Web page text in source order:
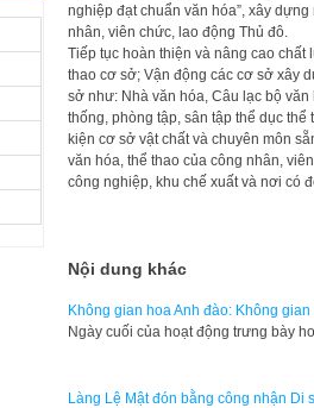
nghiệp đạt chuẩn văn hóa”, xây
nhân, viên chức, lao động Thủ đô.
Tiếp tục hoàn thiện và nâng cao
thao cơ sở; Vận động các cơ sở xây
sở như: Nhà văn hóa, Câu lạc bộ
thống, phòng tập, sân tập thể dục
kiện cơ sở vật chất và chuyên môn
văn hóa, thể thao của công nhân,
công nghiệp, khu chế xuất và nơi có
Nội dung khác
Không gian hoa Anh đào: Không
Ngày cuối của hoạt động trưng bày
Làng Lệ Mật đón bằng công nhận Di